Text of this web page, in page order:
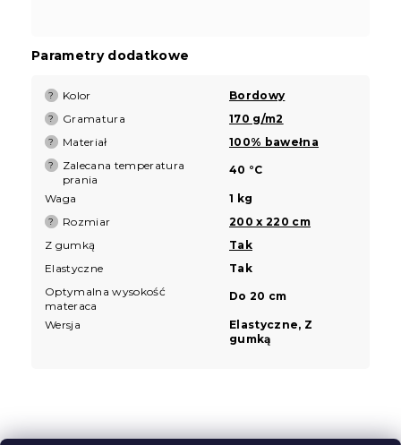
Parametry dodatkowe
? Kolor Bordowy
? Gramatura 170 g/m2
? Materiał 100% bawełna
?
Zalecana temperatura
prania
40 °C
Waga 1 kg
? Rozmiar
200 x 220 cm
Z gumką
Tak
Elastyczne
Tak
Optymalna wysokość
materaca
Do 20 cm
Wersja
Elastyczne, Z
gumką